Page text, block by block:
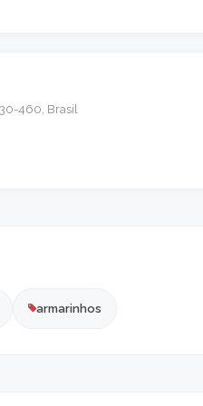
460, Brasil
armarinhos